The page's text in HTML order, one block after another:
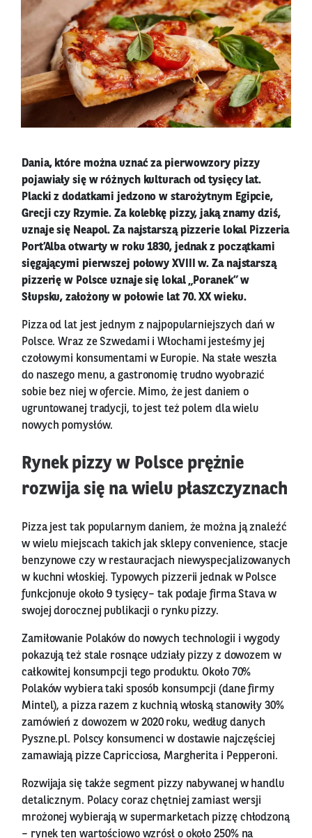
Dania, które można uznać za pierwowzory pizzy
pojawiały się w różnych kulturach od tysięcy lat.
Placki z dodatkami jedzono w starożytnym Egipcie,
Grecji czy Rzymie. Za kolebkę pizzy, jaką znamy dziś,
uznaje się Neapol. Za najstarszą pizzerie lokal Pizzeria
Port’Alba otwarty w roku 1830, jednak z początkami
sięgającymi pierwszej połowy XVIII w. Za najstarszą
pizzerię w Polsce uznaje się lokal „Poranek” w
Słupsku, założony w połowie lat 70. XX wieku.
Pizza od lat jest jednym z najpopularniejszych dań w
Polsce. Wraz ze Szwedami i Włochami jesteśmy jej
czołowymi konsumentami w Europie. Na stałe weszła
do naszego menu, a gastronomię trudno wyobrazić
sobie bez niej w ofercie. Mimo, że jest daniem o
ugruntowanej tradycji, to jest też polem dla wielu
nowych pomysłów.
Rynek pizzy w Polsce prężnie
rozwija się na wielu płaszczyznach
Pizza jest tak popularnym daniem, że można ją znaleźć
w wielu miejscach takich jak sklepy convenience, stacje
benzynowe czy w restauracjach niewyspecjalizowanych
w kuchni włoskiej. Typowych pizzerii jednak w Polsce
funkcjonuje około 9 tysięcy– tak podaje firma Stava w
swojej dorocznej publikacji o rynku pizzy.
Zamiłowanie Polaków do nowych technologii i wygody
pokazują też stale rosnące udziały pizzy z dowozem w
całkowitej konsumpcji tego produktu. Około 70%
Polaków wybiera taki sposób konsumpcji (dane firmy
Mintel), a pizza razem z kuchnią włoską stanowiły 30%
zamówień z dowozem w 2020 roku, według danych
Pyszne.pl. Polscy konsumenci w dostawie najczęściej
zamawiają pizze Capricciosa, Margherita i Pepperoni.
Rozwijaja się także segment pizzy nabywanej w handlu
detalicznym. Polacy coraz chętniej zamiast wersji
mrożonej wybierają w supermarketach pizzę chłodzoną
– rynek ten wartościowo wzrósł o około 250% na